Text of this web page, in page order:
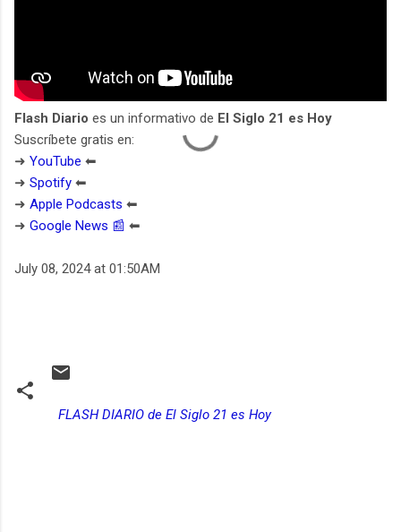
Flash Diario es un informativo de El Siglo 21 es Hoy
Suscríbete gratis en:
➜ YouTube ⬅︎
➜ Spotify ⬅︎
➜ Apple Podcasts ⬅︎
➜ Google News 📰 ⬅︎
July 08, 2024 at 01:50AM
FLASH DIARIO de El Siglo 21 es Hoy